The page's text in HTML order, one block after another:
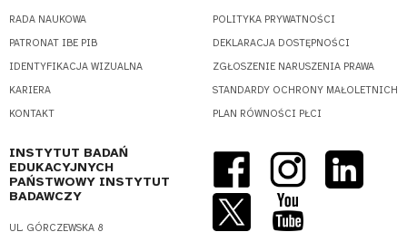
RADA NAUKOWA
PATRONAT IBE PIB
IDENTYFIKACJA WIZUALNA
KARIERA
KONTAKT
POLITYKA PRYWATNOŚCI
DEKLARACJA DOSTĘPNOŚCI
ZGŁOSZENIE NARUSZENIA PRAWA
STANDARDY OCHRONY MAŁOLETNICH
PLAN RÓWNOŚCI PŁCI
INSTYTUT BADAŃ
EDUKACYJNYCH
PAŃSTWOWY INSTYTUT
BADAWCZY
UL. GÓRCZEWSKA 8